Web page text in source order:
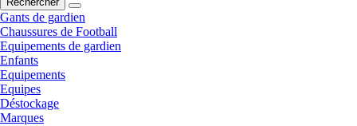
Gants de gardien
Chaussures de Football
Equipements de gardien
Enfants
Equipements
Equipes
Déstockage
Marques